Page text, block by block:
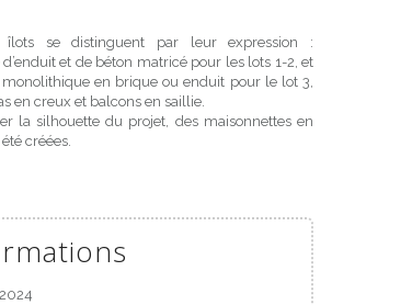
îlots se distinguent par leur expression :
et de béton matricé pour les lots 1-2, et
en brique ou enduit pour le lot 3,
en creux et balcons en saillie.
la silhouette du projet, des maisonnettes en
créées.